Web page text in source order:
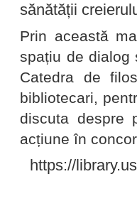
sănătății
Prin această
spațiu de dialog
Catedra de
bibliotecari,
discuta despre
acțiune în
https://